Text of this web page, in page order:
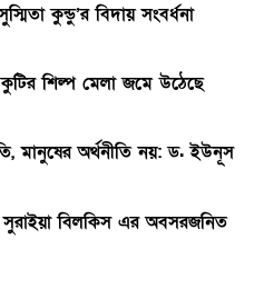
কুন্ডু’র বিদায় সংবর্ধনা
কুটির শিল্প মেলা জমে উঠেছে
মানুষের অর্থনীতি নয়: ড. ইউনূস
সুরাইয়া বিলকিস এর অবসরজনিত